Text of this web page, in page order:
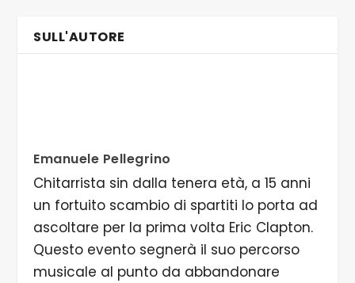
SULL'AUTORE
Emanuele Pellegrino
Chitarrista sin dalla tenera età, a 15 anni
un fortuito scambio di spartiti lo porta ad
ascoltare per la prima volta Eric Clapton.
Questo evento segnerà il suo percorso
musicale al punto da abbandonare